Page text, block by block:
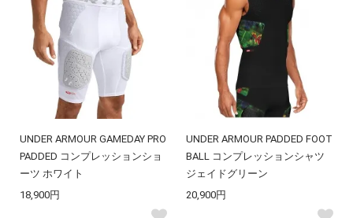
UNDER ARMOUR GAMEDAY PRO
PADDED コンプレッションショ
ーツ ホワイト
18,900円
UNDER ARMOUR PADDED FOOT
BALL コンプレッションシャツ
ジェイドグリーン
20,900円